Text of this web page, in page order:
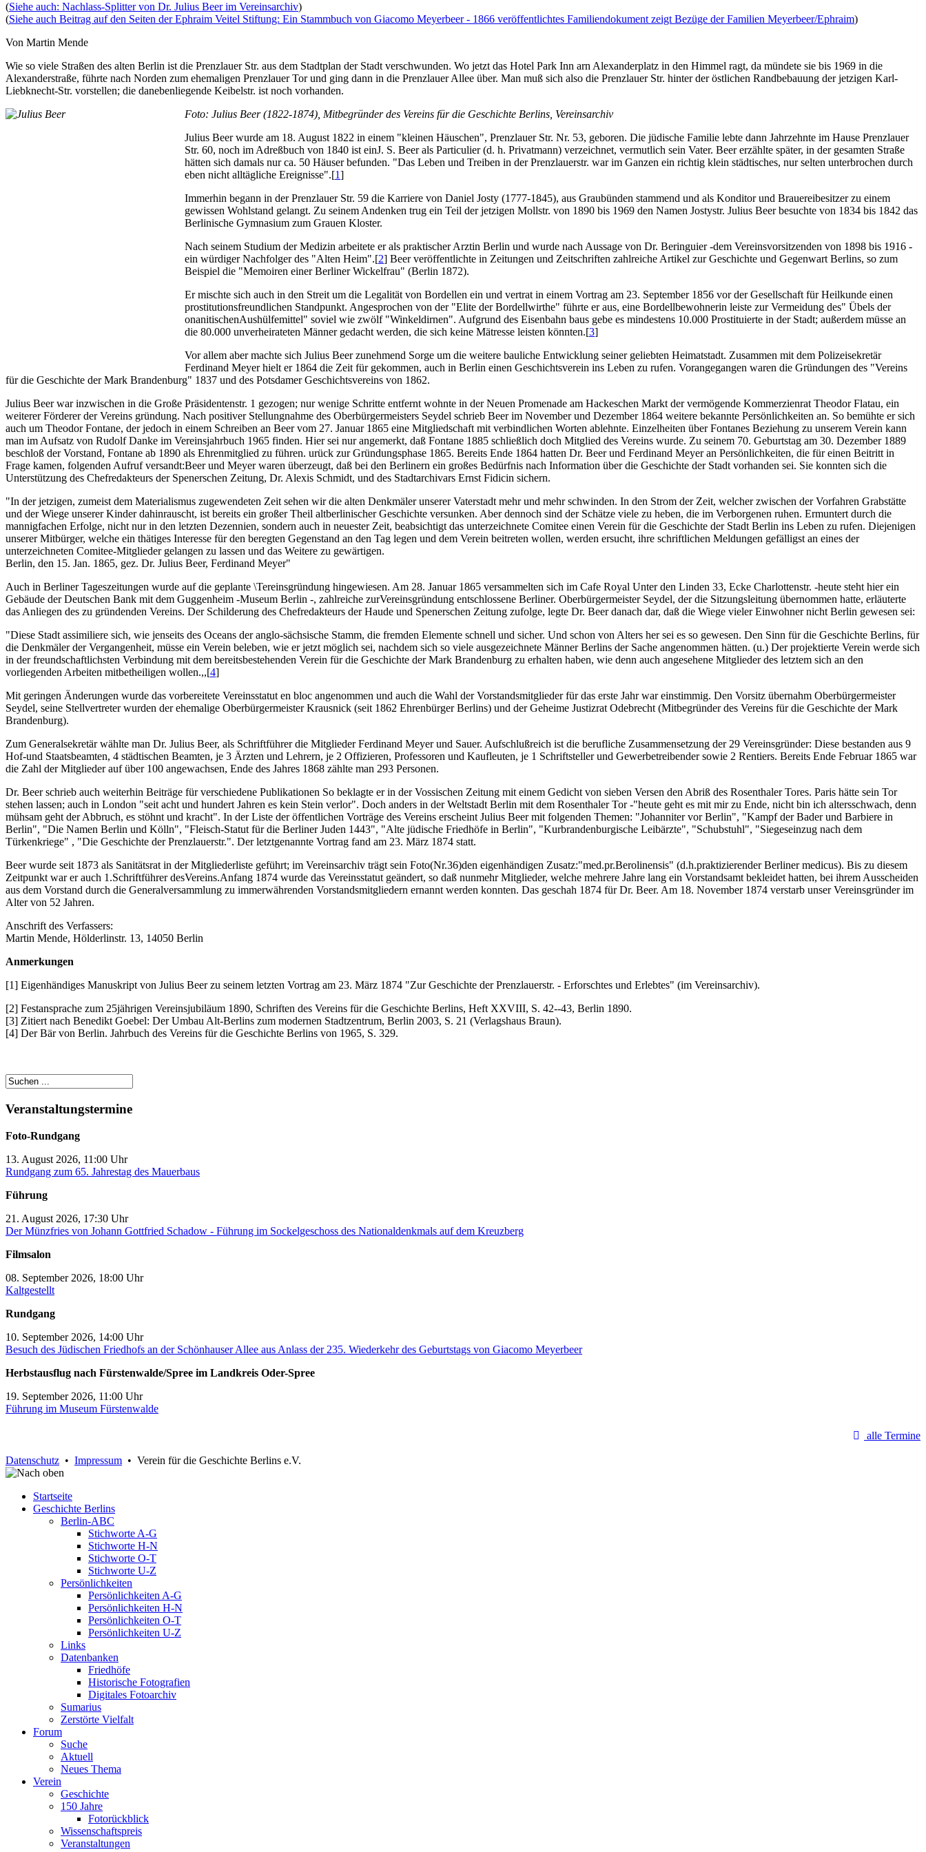
(Siehe auch: Nachlass-Splitter von Dr. Julius Beer im Vereinsarchiv)
(Siehe auch Beitrag auf den Seiten der Ephraim Veitel Stiftung: Ein Stammbuch von Giacomo Meyerbeer - 1866 veröffentlichtes Familiendokument zeigt Bezüge der Familien Meyerbeer/Ephraim)
Von Martin Mende
Wie so viele Straßen des alten Berlin ist die Prenzlauer Str. aus dem Stadtplan der Stadt verschwunden. Wo jetzt das Hotel Park Inn arn Alexanderplatz in den Himmel ragt, da mündete sie bis 1969 in die
Alexanderstraße, führte nach Norden zum ehemaligen Prenzlauer Tor und ging dann in die Prenzlauer Allee über. Man muß sich also die Prenzlauer Str. hinter der östlichen Randbebauung der jetzigen Karl-
Liebknecht-Str. vorstellen; die danebenliegende Keibelstr. ist noch vorhanden.
Foto: Julius Beer (1822-1874), Mitbegründer des Vereins für die Geschichte Berlins, Vereinsarchiv
Julius Beer wurde am 18. August 1822 in einem "kleinen Häuschen", Prenzlauer Str. Nr. 53, geboren. Die jüdische Familie lebte dann Jahrzehnte im Hause Prenzlauer
Str. 60, noch im Adreßbuch von 1840 ist einJ. S. Beer als Particulier (d. h. Privatmann) verzeichnet, vermutlich sein Vater. Beer erzählte später, in der gesamten Straße
hätten sich damals nur ca. 50 Häuser befunden. "Das Leben und Treiben in der Prenzlauerstr. war im Ganzen ein richtig klein städtisches, nur selten unterbrochen durch
eben nicht alltägliche Ereignisse".[1]
Immerhin begann in der Prenzlauer Str. 59 die Karriere von Daniel Josty (1777-1845), aus Graubünden stammend und als Konditor und Brauereibesitzer zu einem
gewissen Wohlstand gelangt. Zu seinem Andenken trug ein Teil der jetzigen Mollstr. von 1890 bis 1969 den Namen Jostystr. Julius Beer besuchte von 1834 bis 1842 das
Berlinische Gymnasium zum Grauen Kloster.
Nach seinem Studium der Medizin arbeitete er als praktischer Arztin Berlin und wurde nach Aussage von Dr. Beringuier -dem Vereinsvorsitzenden von 1898 bis 1916 -
ein würdiger Nachfolger des "Alten Heim".[2] Beer veröffentlichte in Zeitungen und Zeitschriften zahlreiche Artikel zur Geschichte und Gegenwart Berlins, so zum
Beispiel die "Memoiren einer Berliner Wickelfrau" (Berlin 1872).
Er mischte sich auch in den Streit um die Legalität von Bordellen ein und vertrat in einem Vortrag am 23. September 1856 vor der Gesellschaft für Heilkunde einen
prostitutionsfreundlichen Standpunkt. Angesprochen von der "Elite der Bordellwirthe" führte er aus, eine Bordellbewohnerin leiste zur Vermeidung des" Übels der
onanitischenAushülfemittel" soviel wie zwölf "Winkeldirnen". Aufgrund des Eisenbahn baus gebe es mindestens 10.000 Prostituierte in der Stadt; außerdem müsse an
die 80.000 unverheirateten Männer gedacht werden, die sich keine Mätresse leisten könnten.[3]
Vor allem aber machte sich Julius Beer zunehmend Sorge um die weitere bauliche Entwicklung seiner geliebten Heimatstadt. Zusammen mit dem Polizeisekretär
Ferdinand Meyer hielt er 1864 die Zeit für gekommen, auch in Berlin einen Geschichtsverein ins Leben zu rufen. Vorangegangen waren die Gründungen des "Vereins
für die Geschichte der Mark Brandenburg" 1837 und des Potsdamer Geschichtsvereins von 1862.
Julius Beer war inzwischen in die Große Präsidentenstr. 1 gezogen; nur wenige Schritte entfernt wohnte in der Neuen Promenade am Hackeschen Markt der vermögende Kommerzienrat Theodor Flatau, ein
weiterer Förderer der Vereins gründung. Nach positiver Stellungnahme des Oberbürgermeisters Seydel schrieb Beer im November und Dezember 1864 weitere bekannte Persönlichkeiten an. So bemühte er sich
auch um Theodor Fontane, der jedoch in einem Schreiben an Beer vom 27. Januar 1865 eine Mitgliedschaft mit verbindlichen Worten ablehnte. Einzelheiten über Fontanes Beziehung zu unserem Verein kann
man im Aufsatz von Rudolf Danke im Vereinsjahrbuch 1965 finden. Hier sei nur angemerkt, daß Fontane 1885 schließlich doch Mitglied des Vereins wurde. Zu seinem 70. Geburtstag am 30. Dezember 1889
beschloß der Vorstand, Fontane ab 1890 als Ehrenmitglied zu führen. urück zur Gründungsphase 1865. Bereits Ende 1864 hatten Dr. Beer und Ferdinand Meyer an Persönlichkeiten, die für einen Beitritt in
Frage kamen, folgenden Aufruf versandt:Beer und Meyer waren überzeugt, daß bei den Berlinern ein großes Bedürfnis nach Information über die Geschichte der Stadt vorhanden sei. Sie konnten sich die
Unterstützung des Chefredakteurs der Spenerschen Zeitung, Dr. Alexis Schmidt, und des Stadtarchivars Ernst Fidicin sichern.
"In der jetzigen, zumeist dem Materialismus zugewendeten Zeit sehen wir die alten Denkmäler unserer Vaterstadt mehr und mehr schwinden. In den Strom der Zeit, welcher zwischen der Vorfahren Grabstätte
und der Wiege unserer Kinder dahinrauscht, ist bereits ein großer Theil altberlinischer Geschichte versunken. Aber dennoch sind der Schätze viele zu heben, die im Verborgenen ruhen. Ermuntert durch die
mannigfachen Erfolge, nicht nur in den letzten Dezennien, sondern auch in neuester Zeit, beabsichtigt das unterzeichnete Comitee einen Verein für die Geschichte der Stadt Berlin ins Leben zu rufen. Diejenigen
unserer Mitbürger, welche ein thätiges Interesse für den beregten Gegenstand an den Tag legen und dem Verein beitreten wollen, werden ersucht, ihre schriftlichen Meldungen gefälligst an eines der
unterzeichneten Comitee-Mitglieder gelangen zu lassen und das Weitere zu gewärtigen.
Berlin, den 15. Jan. 1865, gez. Dr. Julius Beer, Ferdinand Meyer"
Auch in Berliner Tageszeitungen wurde auf die geplante \Tereinsgründung hingewiesen. Am 28. Januar 1865 versammelten sich im Cafe Royal Unter den Linden 33, Ecke Charlottenstr. -heute steht hier ein
Gebäude der Deutschen Bank mit dem Guggenheim -Museum Berlin -, zahlreiche zurVereinsgründung entschlossene Berliner. Oberbürgermeister Seydel, der die Sitzungsleitung übernommen hatte, erläuterte
das Anliegen des zu gründenden Vereins. Der Schilderung des Chefredakteurs der Haude und Spenerschen Zeitung zufolge, legte Dr. Beer danach dar, daß die Wiege vieler Einwohner nicht Berlin gewesen sei:
"Diese Stadt assimiliere sich, wie jenseits des Oceans der anglo-sächsische Stamm, die fremden Elemente schnell und sicher. Und schon von Alters her sei es so gewesen. Den Sinn für die Geschichte Berlins, für
die Denkmäler der Vergangenheit, müsse ein Verein beleben, wie er jetzt möglich sei, nachdem sich so viele ausgezeichnete Männer Berlins der Sache angenommen hätten. (u.) Der projektierte Verein werde sich
in der freundschaftlichsten Verbindung mit dem bereitsbestehenden Verein für die Geschichte der Mark Brandenburg zu erhalten haben, wie denn auch angesehene Mitglieder des letztem sich an den
vorliegenden Arbeiten mitbetheiligen wollen.,,[4]
Mit geringen Änderungen wurde das vorbereitete Vereinsstatut en bloc angenommen und auch die Wahl der Vorstandsmitglieder für das erste Jahr war einstimmig. Den Vorsitz übernahm Oberbürgermeister
Seydel, seine Stellvertreter wurden der ehemalige Oberbürgermeister Krausnick (seit 1862 Ehrenbürger Berlins) und der Geheime Justizrat Odebrecht (Mitbegründer des Vereins für die Geschichte der Mark
Brandenburg).
Zum Generalsekretär wählte man Dr. Julius Beer, als Schriftführer die Mitglieder Ferdinand Meyer und Sauer. Aufschlußreich ist die berufliche Zusammensetzung der 29 Vereinsgründer: Diese bestanden aus 9
Hof-und Staatsbeamten, 4 städtischen Beamten, je 3 Ärzten und Lehrern, je 2 Offizieren, Professoren und Kaufleuten, je 1 Schriftsteller und Gewerbetreibender sowie 2 Rentiers. Bereits Ende Februar 1865 war
die Zahl der Mitglieder auf über 100 angewachsen, Ende des Jahres 1868 zählte man 293 Personen.
Dr. Beer schrieb auch weiterhin Beiträge für verschiedene Publikationen So beklagte er in der Vossischen Zeitung mit einem Gedicht von sieben Versen den Abriß des Rosenthaler Tores. Paris hätte sein Tor
stehen lassen; auch in London "seit acht und hundert Jahren es kein Stein verlor". Doch anders in der Weltstadt Berlin mit dem Rosenthaler Tor -"heute geht es mit mir zu Ende, nicht bin ich altersschwach, denn
mühsam geht der Abbruch, es stöhnt und kracht". In der Liste der öffentlichen Vorträge des Vereins erscheint Julius Beer mit folgenden Themen: "Johanniter vor Berlin", "Kampf der Bader und Barbiere in
Berlin", "Die Namen Berlin und Kölln", "Fleisch-Statut für die Berliner Juden 1443", "Alte jüdische Friedhöfe in Berlin", "Kurbrandenburgische Leibärzte", "Schubstuhl", "Siegeseinzug nach dem
Türkenkriege" , "Die Geschichte der Prenzlauerstr.". Der letztgenannte Vortrag fand am 23. März 1874 statt.
Beer wurde seit 1873 als Sanitätsrat in der Mitgliederliste geführt; im Vereinsarchiv trägt sein Foto(Nr.36)den eigenhändigen Zusatz:"med.pr.Berolinensis" (d.h.praktizierender Berliner medicus). Bis zu diesem
Zeitpunkt war er auch 1.Schriftführer desVereins.Anfang 1874 wurde das Vereinsstatut geändert, so daß nunmehr Mitglieder, welche mehrere Jahre lang ein Vorstandsamt bekleidet hatten, bei ihrem Ausscheiden
aus dem Vorstand durch die Generalversammlung zu immerwährenden Vorstandsmitgliedern ernannt werden konnten. Das geschah 1874 für Dr. Beer. Am 18. November 1874 verstarb unser Vereinsgründer im
Alter von 52 Jahren.
Anschrift des Verfassers:
Martin Mende, Hölderlinstr. 13, 14050 Berlin
Anmerkungen
[1] Eigenhändiges Manuskript von Julius Beer zu seinem letzten Vortrag am 23. März 1874 "Zur Geschichte der Prenzlauerstr. - Erforschtes und Erlebtes" (im Vereinsarchiv).
[2] Festansprache zum 25jährigen Vereinsjubiläum 1890, Schriften des Vereins für die Geschichte Berlins, Heft XXVIII, S. 42--43, Berlin 1890.
[3] Zitiert nach Benedikt Goebel: Der Umbau Alt-Berlins zum modernen Stadtzentrum, Berlin 2003, S. 21 (Verlagshaus Braun).
[4] Der Bär von Berlin. Jahrbuch des Vereins für die Geschichte Berlins von 1965, S. 329.
Veranstaltungstermine
Foto-Rundgang
13. August 2026, 11:00 Uhr
Rundgang zum 65. Jahrestag des Mauerbaus
Führung
21. August 2026, 17:30 Uhr
Der Münzfries von Johann Gottfried Schadow - Führung im Sockelgeschoss des Nationaldenkmals auf dem Kreuzberg
Filmsalon
08. September 2026, 18:00 Uhr
Kaltgestellt
Rundgang
10. September 2026, 14:00 Uhr
Besuch des Jüdischen Friedhofs an der Schönhauser Allee aus Anlass der 235. Wiederkehr des Geburtstags von Giacomo Meyerbeer
Herbstausflug nach Fürstenwalde/Spree im Landkreis Oder-Spree
19. September 2026, 11:00 Uhr
Führung im Museum Fürstenwalde
alle Termine
Datenschutz • Impressum • Verein für die Geschichte Berlins e.V.
Startseite
Geschichte Berlins
Berlin-ABC
Stichworte A-G
Stichworte H-N
Stichworte O-T
Stichworte U-Z
Persönlichkeiten
Persönlichkeiten A-G
Persönlichkeiten H-N
Persönlichkeiten O-T
Persönlichkeiten U-Z
Links
Datenbanken
Friedhöfe
Historische Fotografien
Digitales Fotoarchiv
Sumarius
Zerstörte Vielfalt
Forum
Suche
Aktuell
Neues Thema
Verein
Geschichte
150 Jahre
Fotorückblick
Wissenschaftspreis
Veranstaltungen